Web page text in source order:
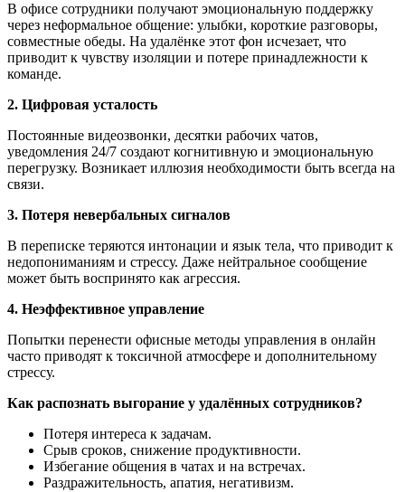
В офисе сотрудники получают эмоциональную поддержку
через неформальное общение: улыбки, короткие разговоры,
совместные обеды. На удалёнке этот фон исчезает, что
приводит к чувству изоляции и потере принадлежности к
команде.
2. Цифровая усталость
Постоянные видеозвонки, десятки рабочих чатов,
уведомления 24/7 создают когнитивную и эмоциональную
перегрузку. Возникает иллюзия необходимости быть всегда на
связи.
3. Потеря невербальных сигналов
В переписке теряются интонации и язык тела, что приводит к
недопониманиям и стрессу. Даже нейтральное сообщение
может быть воспринято как агрессия.
4. Неэффективное управление
Попытки перенести офисные методы управления в онлайн
часто приводят к токсичной атмосфере и дополнительному
стрессу.
Как распознать выгорание у удалённых сотрудников?
Потеря интереса к задачам.
Срыв сроков, снижение продуктивности.
Избегание общения в чатах и на встречах.
Раздражительность, апатия, негативизм.